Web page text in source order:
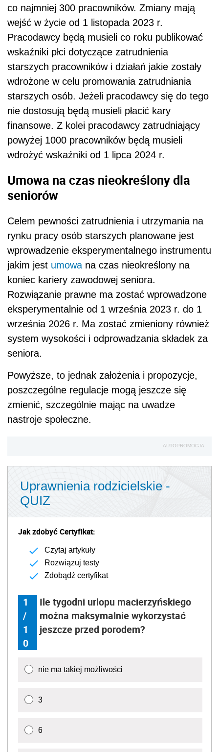
co najmniej 300 pracowników. Zmiany mają
wejść w życie od 1 listopada 2023 r.
Pracodawcy będą musieli co roku publikować
wskaźniki płci dotyczące zatrudnienia
starszych pracowników i działań jakie zostały
wdrożone w celu promowania zatrudniania
starszych osób. Jeżeli pracodawcy się do tego
nie dostosują będą musieli płacić kary
finansowe. Z kolei pracodawcy zatrudniający
powyżej 1000 pracowników będą musieli
wdrożyć wskaźniki od 1 lipca 2024 r.
Umowa na czas nieokreślony dla
seniorów
Celem pewności zatrudnienia i utrzymania na
rynku pracy osób starszych planowane jest
wprowadzenie eksperymentalnego instrumentu
jakim jest umowa na czas nieokreślony na
koniec kariery zawodowej seniora.
Rozwiązanie prawne ma zostać wprowadzone
eksperymentalnie od 1 września 2023 r. do 1
września 2026 r. Ma zostać zmieniony również
system wysokości i odprowadzania składek za
seniora.
Powyższe, to jednak założenia i propozycje,
poszczególne regulacje mogą jeszcze się
zmienić, szczególnie mając na uwadze
nastroje społeczne.
AUTOPROMOCJA
Uprawnienia rodzicielskie -
QUIZ
Jak zdobyć Certyfikat:
Czytaj artykuły
Rozwiązuj testy
Zdobądź certyfikat
1
/
1
0
Ile tygodni urlopu macierzyńskiego
można maksymalnie wykorzystać
jeszcze przed porodem?
nie ma takiej możliwości
3
6